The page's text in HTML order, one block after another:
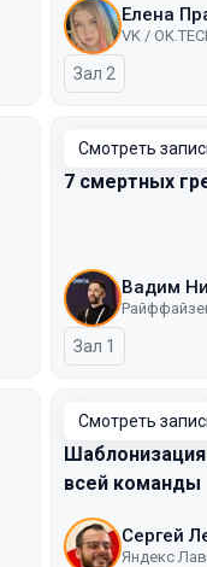
Елена
VK /
Зал 2
Смотреть
7 смертных
Вадим
Зал 1
Смотреть
всей команды
Сергей
Яндекс